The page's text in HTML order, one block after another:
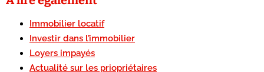
Immobilier locatif
Investir dans l’immobilier
Loyers impayés
Actualité sur les priopriétaires